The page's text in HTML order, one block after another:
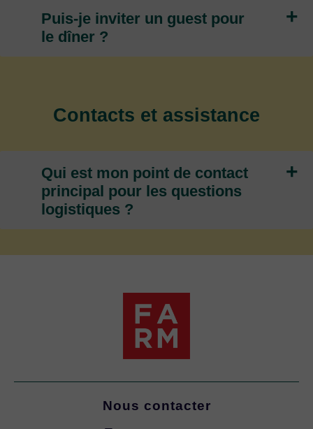
+
Puis-je inviter un guest pour
le dîner ?
Contacts et assistance
+
Qui est mon point de contact
principal pour les questions
logistiques ?
Nous contacter